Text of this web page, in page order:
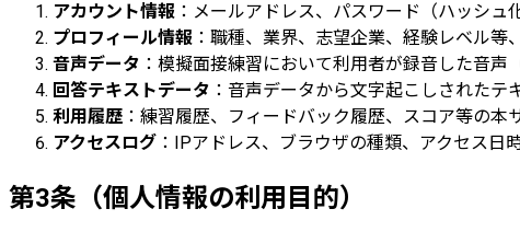
アカウント情報 ：メールアドレス、パスワード（ハッシュ
プロフィール情報 ：職種、業界、志望企業、経験レベル
音声データ ：模擬面接練習において利用者が録音した音声
回答テキストデータ ：音声データから文字起こしされた
利用履歴 ：練習履歴、フィードバック履歴、スコア等の本
アクセスログ ：IPアドレス、ブラウザの種類、アクセス日
第3条（個人情報の利用目的）